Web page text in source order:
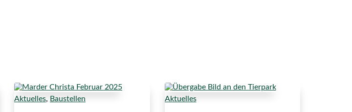
Aktuelles, Baustellen Aktuelles